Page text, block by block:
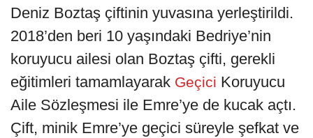
Deniz Boztaş çiftinin yuvasına yerleştirildi.
2018’den beri 10 yaşındaki Bedriye’nin
koruyucu ailesi olan Boztaş çifti, gerekli
eğitimleri tamamlayarak Geçici Koruyucu
Aile Sözleşmesi ile Emre’ye de kucak açtı.
Çift, minik Emre’ye geçici süreyle şefkat ve